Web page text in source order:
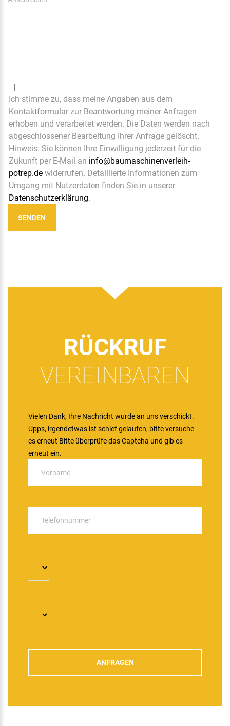
Ich stimme zu, dass meine Angaben aus dem
Kontaktformular zur Beantwortung meiner Anfragen
erhoben und verarbeitet werden. Die Daten werden nach
abgeschlossener Bearbeitung Ihrer Anfrage gelöscht.
Hinweis: Sie können Ihre Einwilligung jederzeit für die
Zukunft per E-Mail an info@baumaschinenverleih-
potrep.de widerrufen. Detaillierte Informationen zum
Umgang mit Nutzerdaten finden Sie in unserer
Datenschutzerklärung.
SENDEN
RÜCKRUF
VEREINBAREN
Vielen Dank, Ihre Nachricht wurde an uns verschickt.
Upps, irgendetwas ist schief gelaufen, bitte versuche
es erneut Bitte überprüfe das Captcha und gib es
erneut ein.
ANFRAGEN